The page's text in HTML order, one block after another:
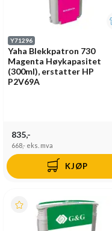
Y71296
Yaha Blekkpatron 730
Magenta Høykapasitet
(300ml), erstatter HP
P2V69A
835,-
668,- eks. mva
KJØP